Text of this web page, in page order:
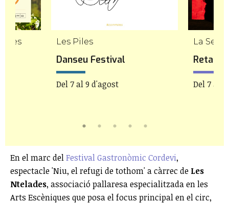
Les Piles
Danseu Festival
Del 7 al 9 d'agost
La Seu
Del 7 al
En el marc delFestival Gastronòmic Cordevi,
espectacle 'Niu, el refugi de tothom' a càrrec de Les
Ntelades, associació pallaresa especialitzada en les
Arts Escèniques que posa el focus principal en el circ,